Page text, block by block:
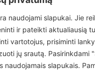
naudojami slapukai. Jie
ir pateikti aktualiausią
vartotojus, prisiminti
jų srautą. Pasirinkdami
naudojamais slapukais.
- Reklama -